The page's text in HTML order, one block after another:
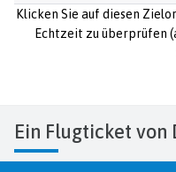
Klicken Sie auf diesen
Echtzeit zu überprüfen
Ein Flugticket